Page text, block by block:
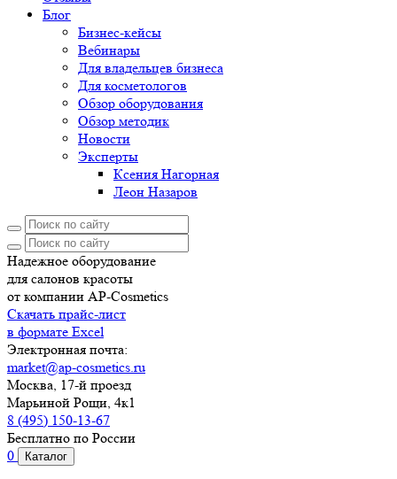
Блог
Бизнес-кейсы
Вебинары
Для владельцев бизнеса
Для косметологов
Обзор оборудования
Обзор методик
Новости
Эксперты
Ксения Нагорная
Леон Назаров
Надежное оборудование
для салонов красоты
от компании AP-Cosmetics
Скачать прайс-лист
в формате Excel
Электронная почта:
market@ap-cosmetics.ru
Москва, 17-й проезд
Марьиной Рощи, 4к1
8 (495) 150-13-67
Бесплатно по России
0
Каталог